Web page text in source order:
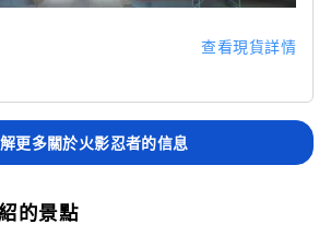
查看現貨詳情
更多關於火影忍者的信息
的景點